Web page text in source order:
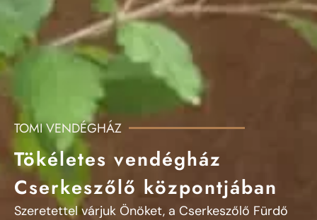
TOMI VENDÉGHÁZ
Tökéletes vendégház
Cserkeszőlő központjában
Szeretettel várjuk Önöket, a Cserkeszőlő Fürdő